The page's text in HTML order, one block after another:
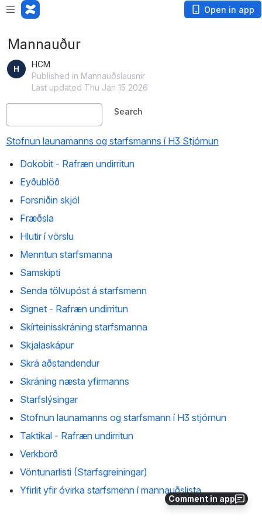
Open in app
Comment in app
Mannauður
HCM
Published in Mannauðslausnir
Last updated Thu Jan 15 2026
Search
Stofnun launamanns og starfsmanns í H3 Stjórnun
Dokobit - Rafræn undirritun
Eyðublöð
Forsniðin skjöl
Fræðsla
Hlutir í vörslu
Menntun starfsmanna
Samskipti
Senda tölvupóst á starfsmenn
Signet - Rafræn undirritun
Skírteinisskráning starfsmanna
Skjalaskápur
Skrá aðstandendur
Skráning næsta yfirmanns
Starfslýsingar
Stofnun launamanns og starfsmann í H3 stjórnun
Taktikal - Rafræn undirritun
Verkborð
Vöntunarlisti (Starfsgreiningar)
Yfirlit yfir óvirka starfsmenn í mannauðslista